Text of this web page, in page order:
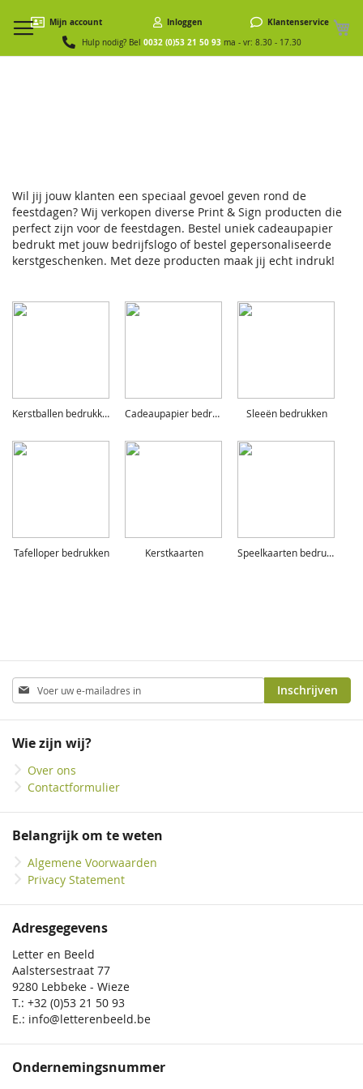
Mijn account Inloggen Klantenservice
Hulp nodig? Bel 0032 (0)53 21 50 93ma - vr: 8.30 - 17.30
Wil jij jouw klanten een speciaal gevoel geven rond de
feestdagen? Wij verkopen diverse Print & Sign producten die
perfect zijn voor de feestdagen. Bestel uniek cadeaupapier
bedrukt met jouw bedrijfslogo of bestel gepersonaliseerde
kerstgeschenken. Met deze producten maak jij echt indruk!
Kerstballen bedrukken Cadeaupapier bedrukken Sleeën bedrukken
Tafelloper bedrukken Kerstkaarten Speelkaarten bedrukken
Abonneer
u
op
nieuwsbrief
Inschrijven
Wie zijn wij?
Over ons
Contactformulier
Belangrijk om te weten
Algemene Voorwaarden
Privacy Statement
Adresgegevens
Letter en Beeld
Aalstersestraat 77
9280 Lebbeke - Wieze
T.: +32 (0)53 21 50 93
E.: info@letterenbeeld.be
Ondernemingsnummer